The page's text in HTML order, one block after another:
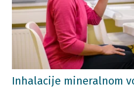
Inhalacije mineralnom